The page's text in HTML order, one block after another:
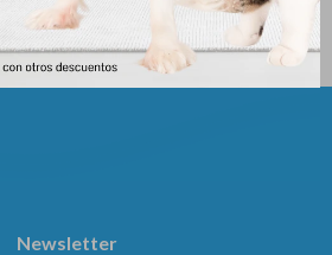
Newsletter